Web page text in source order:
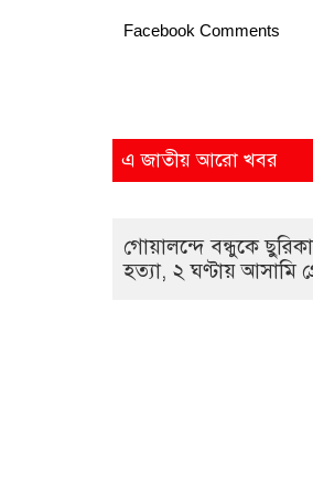
Facebook Comments
এ জাতীয় আরো খবর
গোয়ালন্দে বন্ধুকে
হত্যা, ২ ঘণ্টায় আসামি